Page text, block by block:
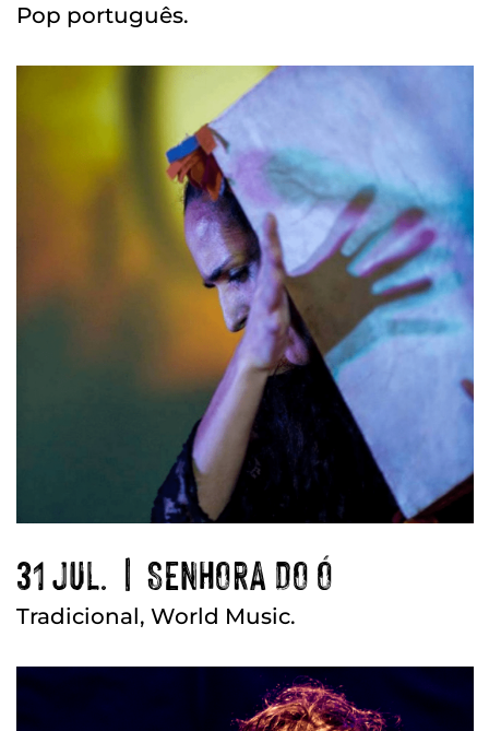
Pop português.
31 JUL. | SENHORA DO Ó
Tradicional, World Music.